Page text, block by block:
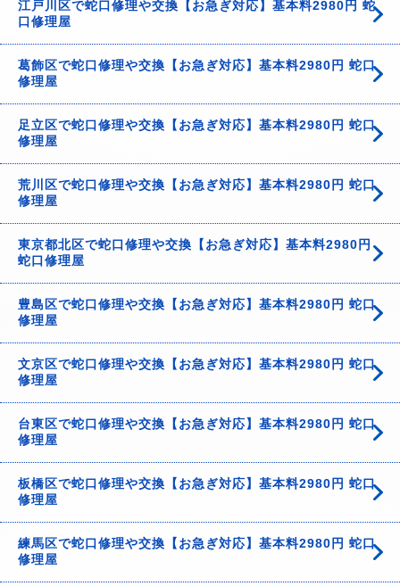
江戸川区で蛇口修理や交換【お急ぎ対応】基本料2980円 蛇
口修理屋
葛飾区で蛇口修理や交換【お急ぎ対応】基本料2980円 蛇口
修理屋
足立区で蛇口修理や交換【お急ぎ対応】基本料2980円 蛇口
修理屋
荒川区で蛇口修理や交換【お急ぎ対応】基本料2980円 蛇口
修理屋
東京都北区で蛇口修理や交換【お急ぎ対応】基本料2980円
蛇口修理屋
豊島区で蛇口修理や交換【お急ぎ対応】基本料2980円 蛇口
修理屋
文京区で蛇口修理や交換【お急ぎ対応】基本料2980円 蛇口
修理屋
台東区で蛇口修理や交換【お急ぎ対応】基本料2980円 蛇口
修理屋
板橋区で蛇口修理や交換【お急ぎ対応】基本料2980円 蛇口
修理屋
練馬区で蛇口修理や交換【お急ぎ対応】基本料2980円 蛇口
修理屋